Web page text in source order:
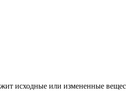
исходные или измененные